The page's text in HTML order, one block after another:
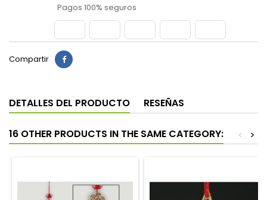
Pagos 100% seguros
Compartir
DETALLES DEL PRODUCTO RESEÑAS
16 OTHER PRODUCTS IN THE SAME CATEGORY: >
<